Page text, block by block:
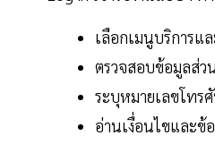
เลือกเมนูบริการแ
ตรวจสอบข้อมูลส่ว
ระบุหมายเลขโท
อ่านเงื่อนไขและข้